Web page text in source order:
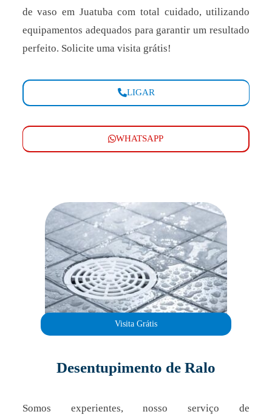
de vaso em Juatuba com total cuidado, utilizando
equipamentos adequados para garantir um resultado
perfeito. Solicite uma visita grátis!
LIGAR
WHATSAPP
Visita Grátis
Desentupimento de Ralo
Somos experientes, nosso serviço de